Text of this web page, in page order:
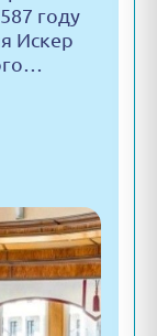
году
Искер